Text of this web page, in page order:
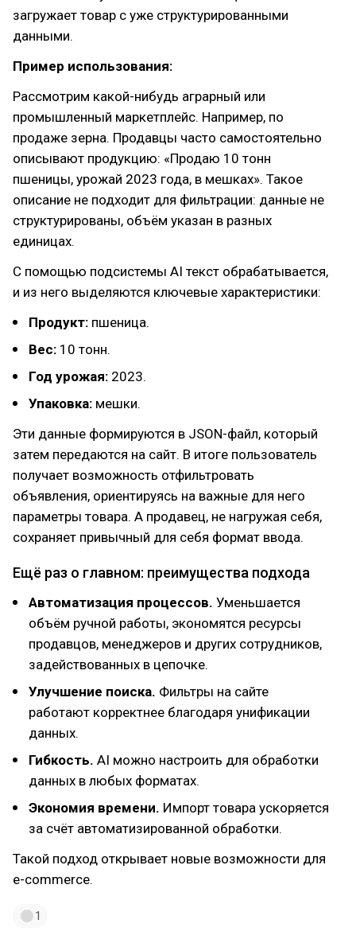
загружает товар с уже структурированными
данными.
Пример использования:
Рассмотрим какой-нибудь аграрный или
промышленный маркетплейс. Например, по
продаже зерна. Продавцы часто самостоятельно
описывают продукцию: «Продаю 10 тонн
пшеницы, урожай 2023 года, в мешках». Такое
описание не подходит для фильтрации: данные не
структурированы, объём указан в разных
единицах.
С помощью подсистемы AI текст обрабатывается,
и из него выделяются ключевые характеристики:
Продукт: пшеница.
Вес: 10 тонн.
Год урожая: 2023.
Упаковка: мешки.
Эти данные формируются в JSON-файл, который
затем передаются на сайт. В итоге пользователь
получает возможность отфильтровать
объявления, ориентируясь на важные для него
параметры товара. А продавец, не нагружая себя,
сохраняет привычный для себя формат ввода.
Ещё раз о главном: преимущества подхода
Автоматизация процессов. Уменьшается
объём ручной работы, экономятся ресурсы
продавцов, менеджеров и других сотрудников,
задействованных в цепочке.
Улучшение поиска. Фильтры на сайте
работают корректнее благодаря унификации
данных.
Гибкость. AI можно настроить для обработки
данных в любых форматах.
Экономия времени. Импорт товара ускоряется
за счёт автоматизированной обработки.
Такой подход открывает новые возможности для
e-commerce.
1